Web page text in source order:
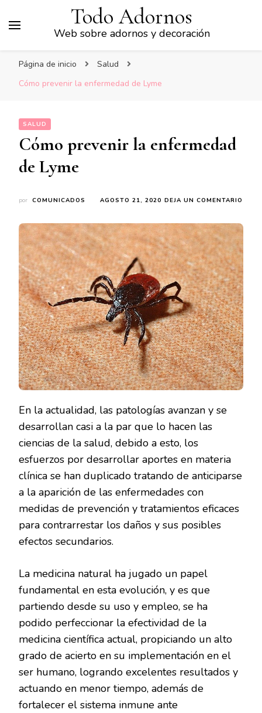
Todo Adornos
Web sobre adornos y decoración
Página de inicio
Salud
Cómo prevenir la enfermedad de Lyme
SALUD
Cómo prevenir la enfermedad
de Lyme
por COMUNICADOS AGOSTO 21, 2020 DEJA UN COMENTARIO
LA
DE
LYME
En la actualidad, las patologías avanzan y se
desarrollan casi a la par que lo hacen las
ciencias de la salud, debido a esto, los
esfuerzos por desarrollar aportes en materia
clínica se han duplicado tratando de anticiparse
a la aparición de las enfermedades con
medidas de prevención y tratamientos eficaces
para contrarrestar los daños y sus posibles
efectos secundarios.
La medicina natural ha jugado un papel
fundamental en esta evolución, y es que
partiendo desde su uso y empleo, se ha
podido perfeccionar la efectividad de la
medicina científica actual, propiciando un alto
grado de acierto en su implementación en el
ser humano, logrando excelentes resultados y
actuando en menor tiempo, además de
fortalecer el sistema inmune ante